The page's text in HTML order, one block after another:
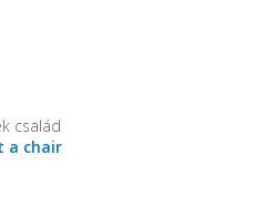
család
a chair